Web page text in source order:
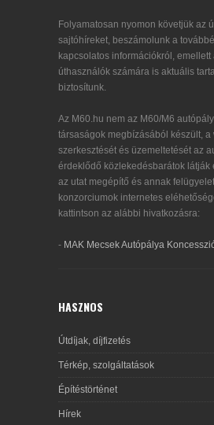
Folyamatosan nyomon követjük az
sajtóhíreket, beszámolunk a
kapcsolatos információkról, emellett
úthasználók számára is aktuális
biztosítunk.
Az M60.hu nem az M60/M6
társaságok megbízásából készült, a
szerkesztését és üzemeltetését az
érdeklődő közlekedésbarátok látják
az utat megépítő és annak
konzorciumok internetes
kattintson az alábbi hivatkozásra:
- MAK Mecsek Autópálya
HASZNOS
Útdíjak, díjfizetés
Térkép, szolgáltatások
Építéstörténet
Hírek